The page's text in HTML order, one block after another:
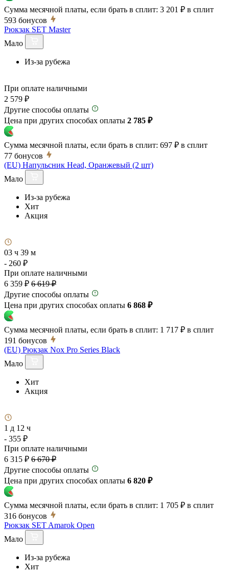
Сумма месячной платы, если брать в сплит: 3 201 ₽ в сплит
593 бонусов
Рюкзак SET Master
Мало
Из-за рубежа
При оплате наличными
2 579 ₽
Другие способы оплаты
Цена при других способах оплаты 2 785 ₽
Сумма месячной платы, если брать в сплит: 697 ₽ в сплит
77 бонусов
(EU) Напульсник Head, Оранжевый (2 шт)
Мало
Из-за рубежа
Хит
Акция
03 ч 39 м
- 260 ₽
При оплате наличными
6 359 ₽ 6 619 ₽
Другие способы оплаты
Цена при других способах оплаты 6 868 ₽
Сумма месячной платы, если брать в сплит: 1 717 ₽ в сплит
191 бонусов
(EU) Рюкзак Nox Pro Series Black
Мало
Хит
Акция
1 д 12 ч
- 355 ₽
При оплате наличными
6 315 ₽ 6 670 ₽
Другие способы оплаты
Цена при других способах оплаты 6 820 ₽
Сумма месячной платы, если брать в сплит: 1 705 ₽ в сплит
316 бонусов
Рюкзак SET Amarok Open
Мало
Из-за рубежа
Хит